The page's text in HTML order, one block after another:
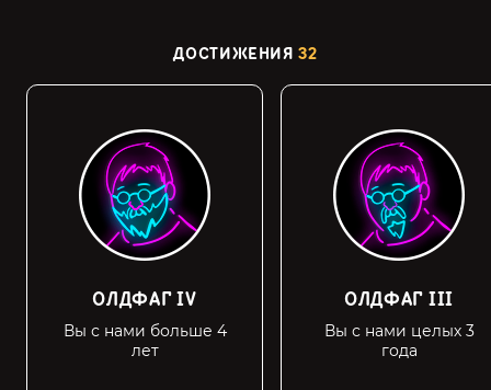
ДОСТИЖЕНИЯ32
ОЛДФАГ IV
Вы с нами больше 4
лет
ОЛДФАГ III
Вы с нами целых 3
года